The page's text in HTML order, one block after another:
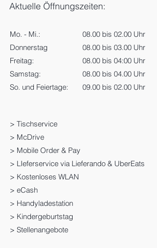
Aktuelle Öffnungszeiten:
Mo. - Mi.:
Donnerstag
Freitag:
Samstag:
So. und Feiertage:
08.00 bis 02.00 Uhr
08.00 bis 03.00 Uhr
08.00 bis 04:00 Uhr
08.00 bis 04.00 Uhr
09.00 bis 02.00 Uhr
> Tischservice
> McDrive
> Mobile Order & Pay
> LIeferservice via Lieferando & UberEats
> Kostenloses WLAN
> eCash
> Handyladestation
> Kindergeburtstag
> Stellenangebote